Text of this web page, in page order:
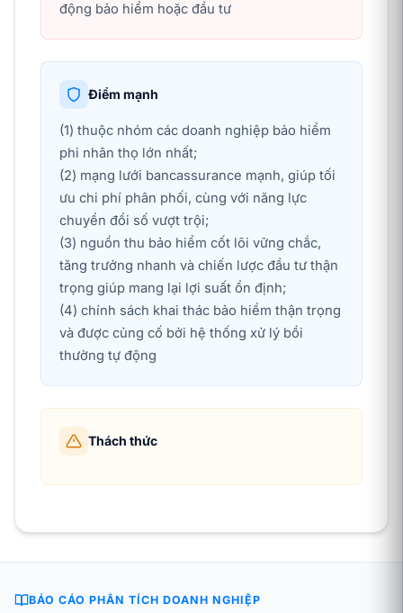
động bảo hiểm hoặc đầu tư
Điểm mạnh
(1) thuộc nhóm các doanh nghiệp bảo hiểm
phi nhân thọ lớn nhất;
(2) mạng lưới bancassurance mạnh, giúp tối
ưu chi phí phân phối, cùng với năng lực
chuyển đổi số vượt trội;
(3) nguồn thu bảo hiểm cốt lõi vững chắc,
tăng trưởng nhanh và chiến lược đầu tư thận
trọng giúp mang lại lợi suất ổn định;
(4) chính sách khai thác bảo hiểm thận trọng
và được củng cố bởi hệ thống xử lý bồi
thường tự động
Thách thức
BÁO CÁO PHÂN TÍCH DOANH NGHIỆP